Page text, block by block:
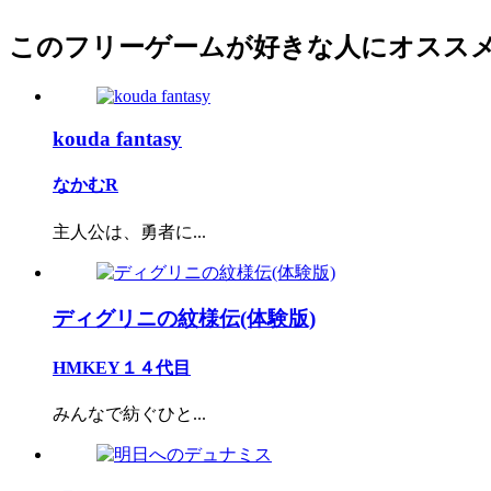
このフリーゲームが好きな人にオスス
kouda fantasy
なかむR
主人公は、勇者に...
ディグリニの紋様伝(体験版)
HMKEY１４代目
みんなで紡ぐひと...